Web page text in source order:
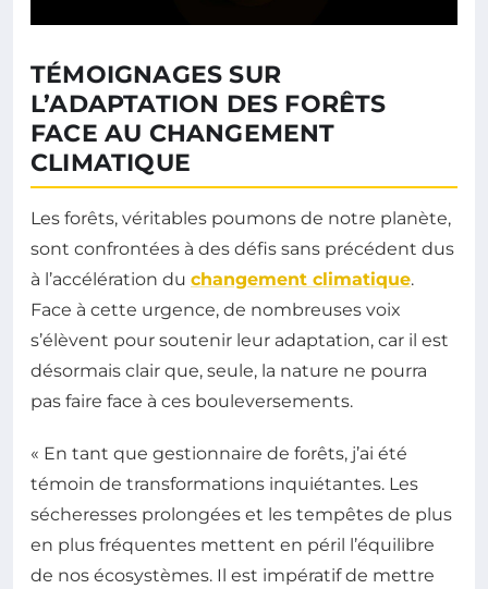
TÉMOIGNAGES SUR
L’ADAPTATION DES FORÊTS
FACE AU CHANGEMENT
CLIMATIQUE
Les forêts, véritables poumons de notre planète,
sont confrontées à des défis sans précédent dus
à l’accélération du changement climatique.
Face à cette urgence, de nombreuses voix
s’élèvent pour soutenir leur adaptation, car il est
désormais clair que, seule, la nature ne pourra
pas faire face à ces bouleversements.
« En tant que gestionnaire de forêts, j’ai été
témoin de transformations inquiétantes. Les
sécheresses prolongées et les tempêtes de plus
en plus fréquentes mettent en péril l’équilibre
de nos écosystèmes. Il est impératif de mettre